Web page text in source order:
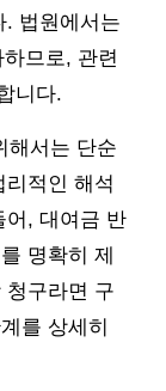
. 법원에서는
하므로, 관련
니다.
해서는 단순
적인 해석
어, 대여금 반
명확히 제
청구라면 구
를 상세히